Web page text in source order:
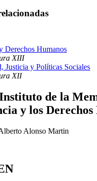
Derechos Humanos
XIII
Justicia y Políticas Sociales
XII
de la
y los Derechos
Alonso Martin